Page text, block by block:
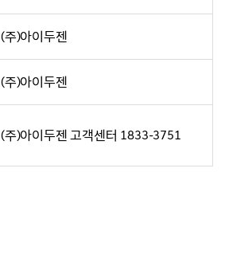
(주)아이두젠
(주)아이두젠
(주)아이두젠 고객센터 1833-3751